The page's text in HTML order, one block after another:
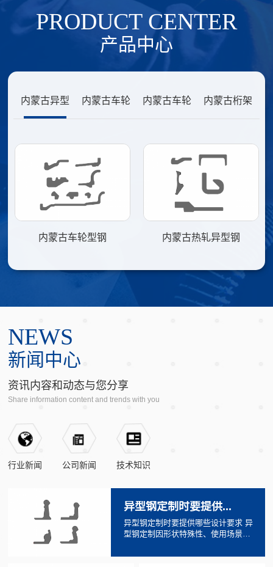
付与产能优势突出。
PRODUCT CENTER
产品中心
内蒙古异型 内蒙古车轮 内蒙古车轮 内蒙古桁架
内蒙古车轮型钢 内蒙古热轧异型钢
内蒙古农林机械车轮
内蒙古座圈型钢
内蒙古尼龙挡板座
NEWS
新闻中心
资讯内容和动态与您分享
Share information content and trends with you
行业新闻 公司新闻 技术知识
​异型钢定制时要提供...
异型钢定制时要提供哪些设计要求 异
型钢定制因形状特殊性、使用场景多
定产品能否满足性能、...